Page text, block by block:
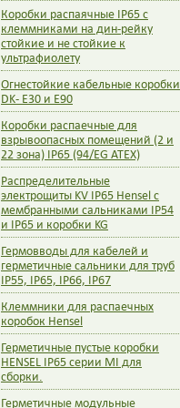
Коробки распаячные IP65 с
клеммниками на дин-рейку
стойкие и не стойкие к
ультрафиолету
Огнестойкие кабельные коробки
DK- E30 и E90
Коробки распаечные для
взрывоопасных помещений (2 и
22 зона) IP65 (94/EG ATEX)
Распределительные
электрощиты KV IP65 Hensel c
мембранными сальниками IP54
и IP65 и коробки KG
Гермовводы для кабелей и
герметичные сальники для труб
IP55, IP65, IP66, IP67
Клеммники для распаечных
коробок Hensel
Герметичные пустые коробки
HENSEL IP65 серии MI для
сборки.
Герметичные модульные